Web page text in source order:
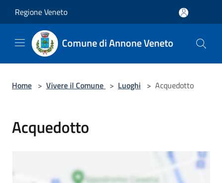
Regione Veneto
Comune di Annone Veneto
Home > Vivere il Comune > Luoghi > Acquedotto
Acquedotto